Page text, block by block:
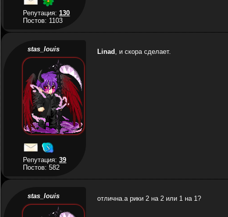
Репутация:130
Постов: 1103
stas_louis
Репутация:39
Постов: 582
Linad , и скора сделает.
stas_louis отлична.а рики 2 на 2 или 1 на 1?